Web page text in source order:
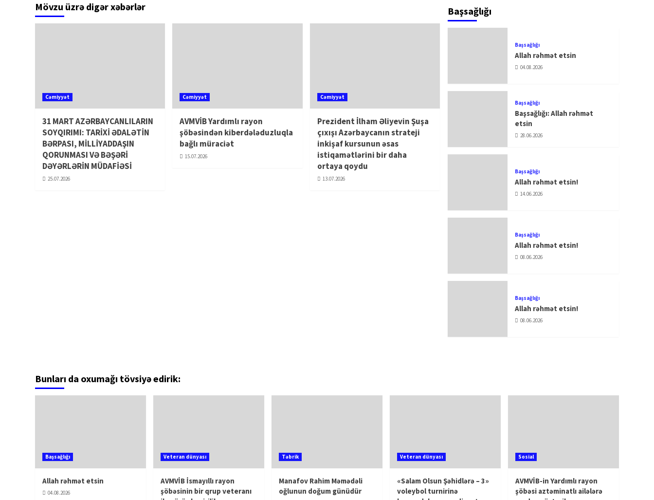
Mövzu üzrə digər xəbərlər
Cəmiyyət
31 MART AZƏRBAYCANLILARIN
SOYQIRIMI: TARİXİ ƏDALƏTİN
BƏRPASI, MİLLİYADDAŞIN
QORUNMASI VƏ BƏŞƏRİ
DƏYƏRLƏRİN MÜDAFİƏSİ
25.07.2026
Cəmiyyət
AVMVİB Yardımlı rayon
şöbəsindən kiberdələduzluqla
bağlı müraciət
15.07.2026
Cəmiyyət
Prezident İlham Əliyevin Şuşa
çıxışı Azərbaycanın strateji
inkişaf kursunun əsas
istiqamətlərini bir daha
ortaya qoydu
13.07.2026
Başsağlığı
Başsağlığı
Allah rəhmət etsin
04.08.2026
Başsağlığı
Başsağlığı: Allah rəhmət
etsin
28.06.2026
Başsağlığı
Allah rəhmət etsin!
14.06.2026
Başsağlığı
Allah rəhmət etsin!
08.06.2026
Başsağlığı
Allah rəhmət etsin!
08.06.2026
Bunları da oxumağı tövsiyə edirik:
Başsağlığı
Allah rəhmət etsin
04.08.2026
Veteran dünyası
AVMVİB İsmayıllı rayon
şöbəsinin bir qrup veteranı
Təbrik
Manafov Rahim Məmədəli
oğlunun doğum günüdür
Veteran dünyası
«Salam Olsun Şəhidlərə – 3»
voleybol turnirinə
Sosial
AVMVİB-in Yardımlı rayon
şöbəsi aztəminatlı ailələrə